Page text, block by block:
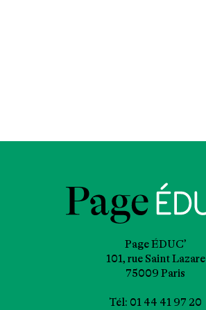
Page ÉDUC’
101, rue Saint Lazare
75009 Paris
Tél: 01 44 41 97 20